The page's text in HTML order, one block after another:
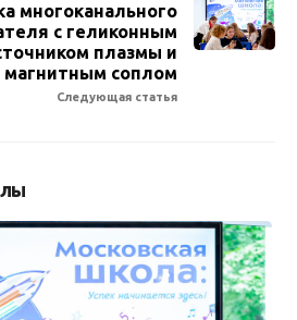
многоканального
с геликонным
плазмы и
магнитным соплом
Следующая статья